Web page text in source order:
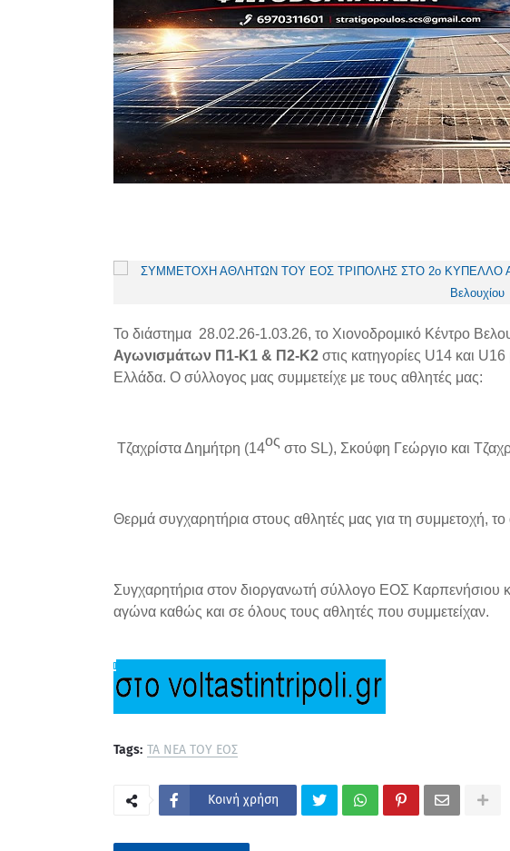
Το διάστημα 28.02.26-1.03.26, το Χιονοδρομικό Κέντρο
Αγωνισμάτων Π1-Κ1 & Π2-Κ2 στις κατηγορίες U14 και
Ελλάδα. Ο σύλλογος μας συμμετείχε με τους αθλητές μας:
Τζαχρίστα Δημήτρη (14ος στο SL), Σκούφη Γεώργιο και
Θερμά συγχαρητήρια στους αθλητές μας για τη συμμετοχή,
Συγχαρητήρια στον διοργανωτή σύλλογο ΕΟΣ Καρπενήσιου
αγώνα καθώς και σε όλους τους αθλητές που συμμετείχαν.
Tags: ΤΑ ΝΕΑ ΤΟΥ ΕΟΣ
Κοινή χρήση